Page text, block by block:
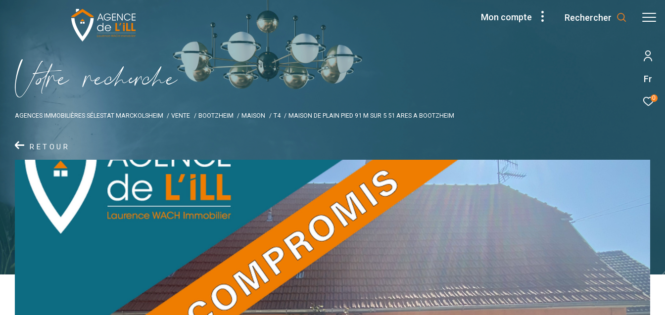
Fr
0
Mon compte Rechercher
Vore recece
AGENCES IMMOBILIÈRES SÉLESTAT MARCKOLSHEIM VENTE BOOTZHEIM MAISON T4 MAISON DE PLAIN PIED 91 M SUR 5 51 ARES A BOOTZHEIM
RETOUR